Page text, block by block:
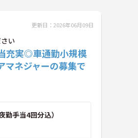
更新日：2026年06月09日
い
充実◎車通勤小規模
マネジャーの募集で
勤手当4回分込）